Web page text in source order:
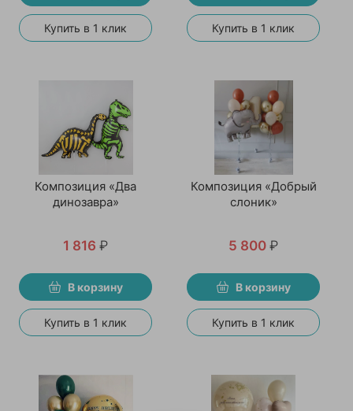
Купить в 1 клик Купить в 1 клик
Композиция «Два
динозавра»
1 816 ₽
В корзину
Купить в 1 клик
Композиция «Добрый
слоник»
5 800 ₽
В корзину
Купить в 1 клик